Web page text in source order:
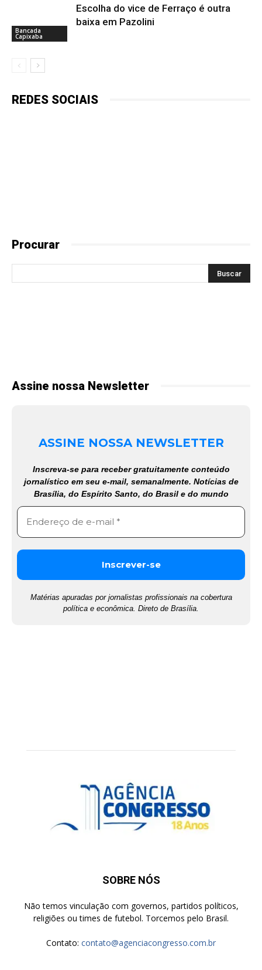
Bancada
Capixaba
Escolha do vice de Ferraço é outra
baixa em Pazolini
REDES SOCIAIS
Procurar
Assine nossa Newsletter
ASSINE NOSSA NEWSLETTER
Inscreva-se para receber gratuitamente conteúdo
jornalístico em seu e-mail, semanalmente. Notícias de
Brasília, do Espírito Santo, do Brasil e do mundo
Matérias apuradas por jornalistas profissionais na cobertura
política e econômica. Direto de Brasília.
SOBRE NÓS
Não temos vinculação com governos, partidos políticos,
religiões ou times de futebol. Torcemos pelo Brasil.
Contato: contato@agenciacongresso.com.br